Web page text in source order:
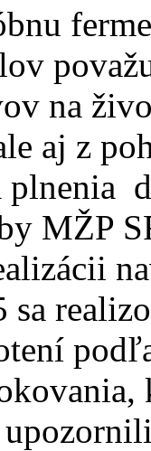
na
aj z
plnenia
MŽP